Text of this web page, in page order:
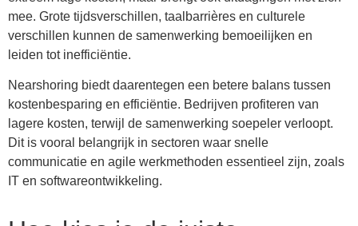
mee. Grote tijdsverschillen, taalbarrières en culturele
verschillen kunnen de samenwerking bemoeilijken en
leiden tot inefficiëntie.
Nearshoring biedt daarentegen een betere balans tussen
kostenbesparing en efficiëntie. Bedrijven profiteren van
lagere kosten, terwijl de samenwerking soepeler verloopt.
Dit is vooral belangrijk in sectoren waar snelle
communicatie en agile werkmethoden essentieel zijn, zoals
IT en softwareontwikkeling.